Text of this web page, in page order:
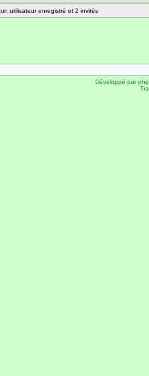
utilisateur enregistré et 2 invités
Développé par